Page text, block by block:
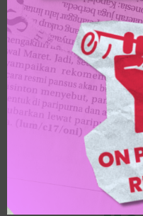
“Qui
la crise
Tout